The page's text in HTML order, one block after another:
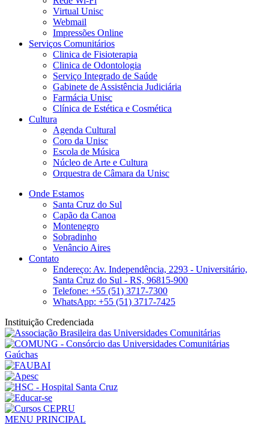
Virtual Unisc
Webmail
Impressões Online
Serviços Comunitários
Clinica de Fisioterapia
Clinica de Odontologia
Serviço Integrado de Saúde
Gabinete de Assistência Judiciária
Farmácia Unisc
Clínica de Estética e Cosmética
Cultura
Agenda Cultural
Coro da Unisc
Escola de Música
Núcleo de Arte e Cultura
Orquestra de Câmara da Unisc
Onde Estamos
Santa Cruz do Sul
Capão da Canoa
Montenegro
Sobradinho
Venâncio Aires
Contato
Endereço: Av. Independência, 2293 - Universitário,
Santa Cruz do Sul - RS, 96815-900
Telefone: +55 (51) 3717-7300
WhatsApp: +55 (51) 3717-7425
Instituição Credenciada
MENU PRINCIPAL